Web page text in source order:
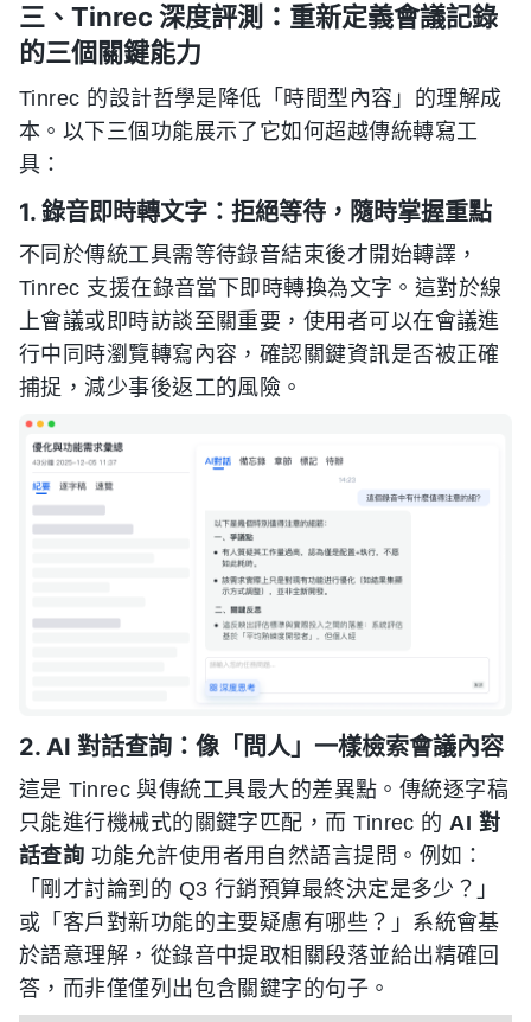
三、Tinrec 深度評測：重新定義會議記錄
的三個關鍵能力
Tinrec 的設計哲學是降低「時間型內容」的理解成
本。以下三個功能展示了它如何超越傳統轉寫工
具：
1. 錄音即時轉文字：拒絕等待，隨時掌握重點
不同於傳統工具需等待錄音結束後才開始轉譯，
Tinrec 支援在錄音當下即時轉換為文字。這對於線
上會議或即時訪談至關重要，使用者可以在會議進
行中同時瀏覽轉寫內容，確認關鍵資訊是否被正確
捕捉，減少事後返工的風險。
2. AI 對話查詢：像「問人」一樣檢索會議內容
這是 Tinrec 與傳統工具最大的差異點。傳統逐字稿
只能進行機械式的關鍵字匹配，而 Tinrec 的AI 對
話查詢 功能允許使用者用自然語言提問。例如：
「剛才討論到的 Q3 行銷預算最終決定是多少？」
或「客戶對新功能的主要疑慮有哪些？」系統會基
於語意理解，從錄音中提取相關段落並給出精確回
答，而非僅僅列出包含關鍵字的句子。